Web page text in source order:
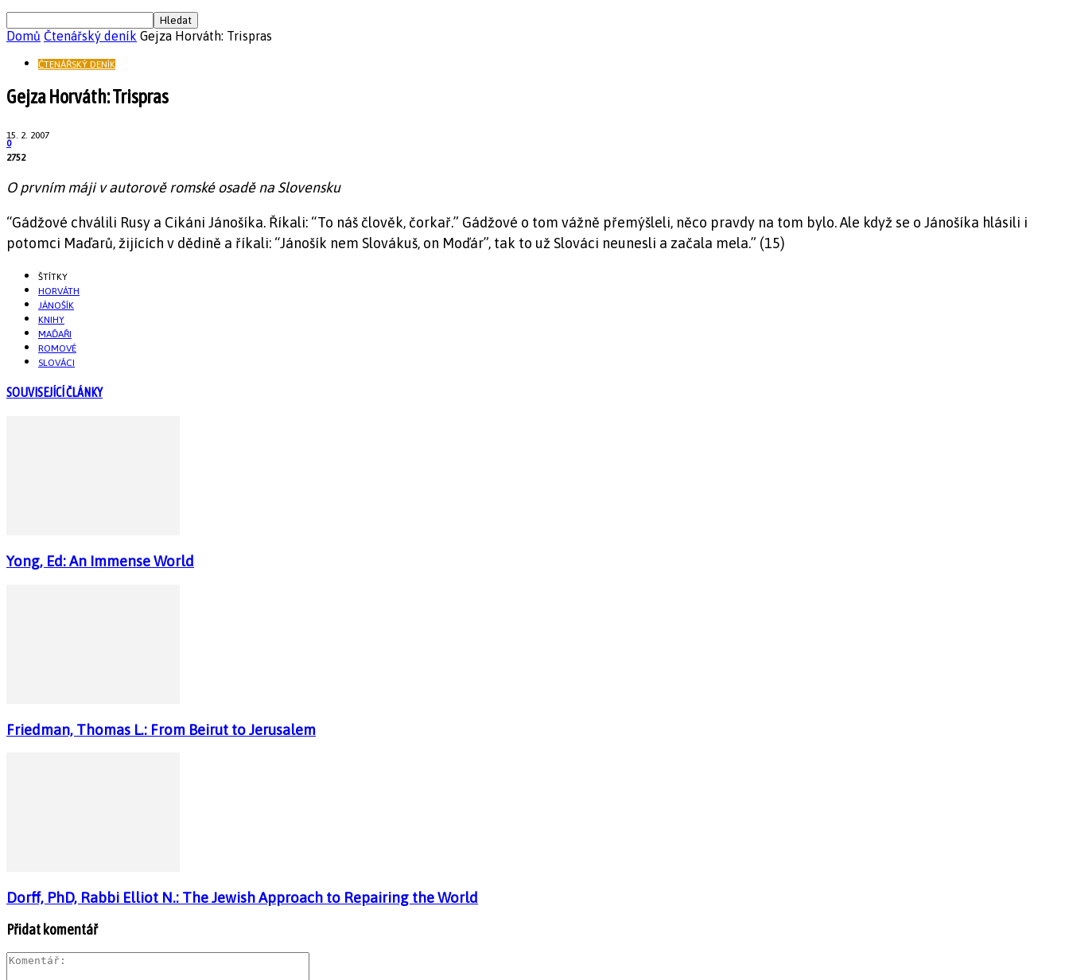
Domů Čtenářský deník Gejza Horváth: Trispras
ČTENÁŘSKÝ DENÍK
Gejza Horváth: Trispras
15. 2. 2007
0
2752
O prvním máji v autorově romské osadě na Slovensku
“Gádžové chválili Rusy a Cikáni Jánošíka. Říkali: “To náš člověk, čorkař.” Gádžové o tom vážně přemýšleli, něco pravdy na tom bylo. Ale když se o Jánošíka hlásili i
potomci Maďarů, žijících v dědině a říkali: “Jánošík nem Slovákuš, on Moďár”, tak to už Slováci neunesli a začala mela.” (15)
ŠTÍTKY
HORVÁTH
JÁNOŠÍK
KNIHY
MAĎAŘI
ROMOVÉ
SLOVÁCI
SOUVISEJÍCÍ ČLÁNKY
Yong, Ed: An Immense World
Friedman, Thomas L.: From Beirut to Jerusalem
Dorff, PhD, Rabbi Elliot N.: The Jewish Approach to Repairing the World
Přidat komentář